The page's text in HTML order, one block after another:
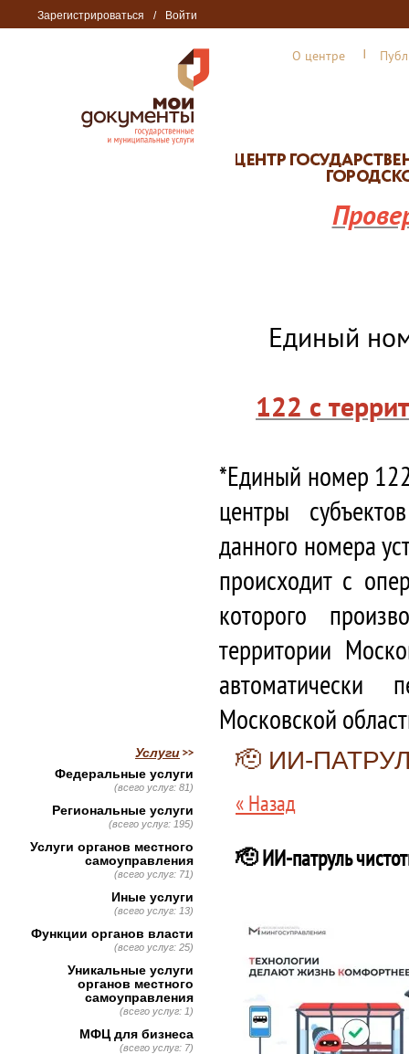
Зарегистрироваться / Войти
О центре
Единый
122 с
*Единый номер
центры
данного номера
происходит с
которого
территории
автоматически
Московской
🫡 ИИ-
« Назад
🫡 ИИ-патруль
Услуги
Федеральные услуги
(всего услуг: 81)
Региональные услуги
(всего услуг: 195)
Услуги органов местного
самоуправления
(всего услуг: 71)
Иные услуги
(всего услуг: 13)
Функции органов власти
(всего услуг: 25)
Уникальные услуги
органов местного
самоуправления
(всего услуг: 1)
МФЦ для бизнеса
(всего услуг: 7)